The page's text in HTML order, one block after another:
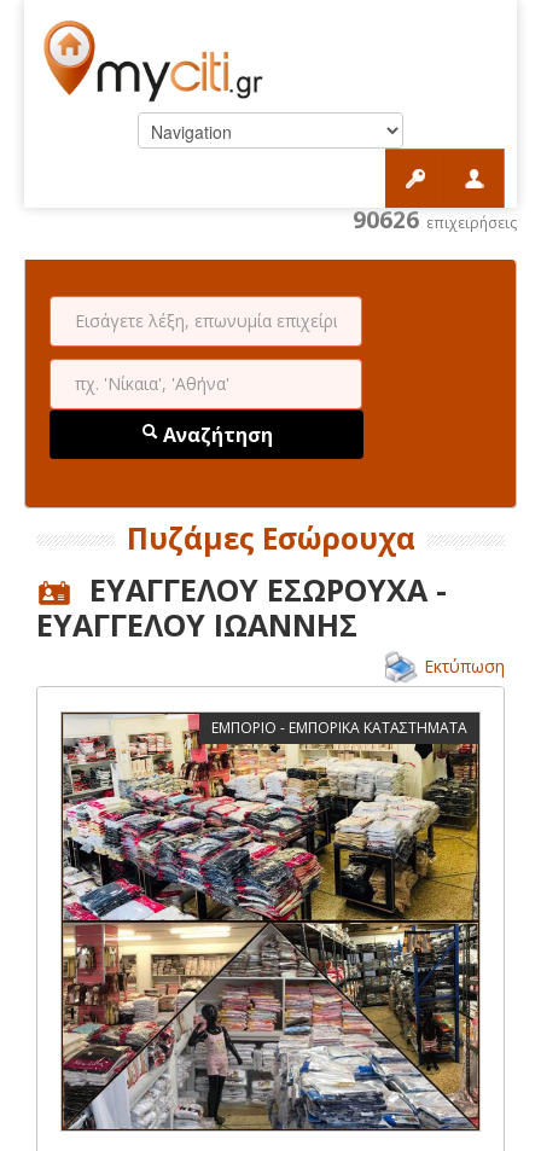
90626 επιχειρήσεις
Αναζήτηση
Πυζάμες Εσώρουχα
ΕΥΑΓΓΕΛΟΥ ΕΣΩΡΟΥΧΑ -
ΕΥΑΓΓΕΛΟΥ ΙΩΑΝΝΗΣ
Εκτύπωση
ΕΜΠΟΡΙΟ - ΕΜΠΟΡΙΚΑ ΚΑΤΑΣΤΗΜΑΤΑ